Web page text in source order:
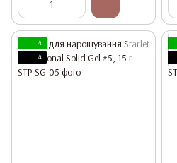
4
4